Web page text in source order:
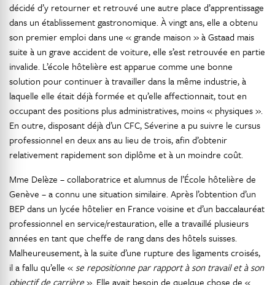
décidé d’y retourner et retrouvé une autre place d’apprentissage
dans un établissement gastronomique. À vingt ans, elle a obtenu
son premier emploi dans une « grande maison » à Gstaad mais
suite à un grave accident de voiture, elle s’est retrouvée en partie
invalide. L’école hôtelière est apparue comme une bonne
solution pour continuer à travailler dans la même industrie, à
laquelle elle était déjà formée et qu’elle affectionnait, tout en
occupant des positions plus administratives, moins « physiques ».
En outre, disposant déjà d’un CFC, Séverine a pu suivre le cursus
professionnel en deux ans au lieu de trois, afin d’obtenir
relativement rapidement son diplôme et à un moindre coût.
Mme Delèze – collaboratrice et alumnus de l’École hôtelière de
Genève – a connu une situation similaire. Après l’obtention d’un
BEP dans un lycée hôtelier en France voisine et d’un baccalauréat
professionnel en service/restauration, elle a travaillé plusieurs
années en tant que cheffe de rang dans des hôtels suisses.
Malheureusement, à la suite d’une rupture des ligaments croisés,
il a fallu qu’elle «se repositionne par rapport à son travail et à son
objectif de carrière». Elle avait besoin de quelque chose de «